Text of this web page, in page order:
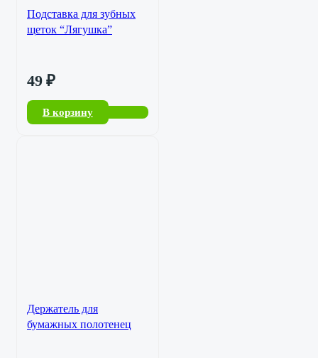
Подставка для зубных
щеток “Лягушка”
49 ₽
В корзину
Держатель для
бумажных полотенец